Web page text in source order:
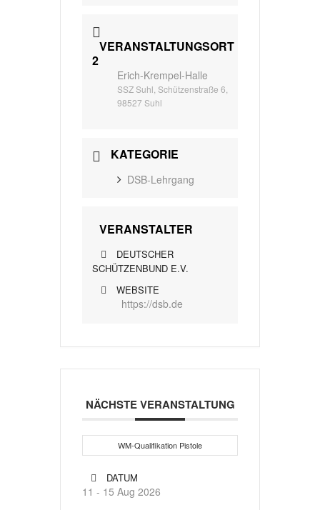
VERANSTALTUNGSORT
2
Erich-Krempel-Halle
SSZ Suhl, Schützenstraße 6,
98527 Suhl
KATEGORIE
DSB-Lehrgang
VERANSTALTER
DEUTSCHER
SCHÜTZENBUND E.V.
WEBSITE
https://dsb.de
NÄCHSTE VERANSTALTUNG
WM-Qualifikation Pistole
DATUM
11 - 15 Aug 2026